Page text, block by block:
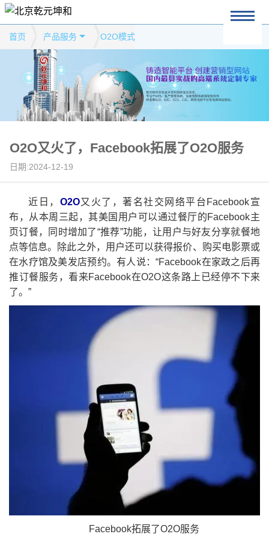
首页 产品服务 O2O模式
O2O又火了，Facebook拓展了O2O服务
日期:2024-12-19
近日， O2O又火了，著名社交网络平台Facebook宣
布，从本周三起，其美国用户可以通过餐厅的Facebook主
页订餐，同时增加了“推荐”功能，让用户与好友分享就餐地
点等信息。除此之外，用户还可以获得报价、购买电影票或
在水疗馆及美发店预约。有人说：“Facebook在家政之后再
推订餐服务，看来Facebook在O2O这条路上已经停不下来
了。”
Facebook拓展了O2O服务